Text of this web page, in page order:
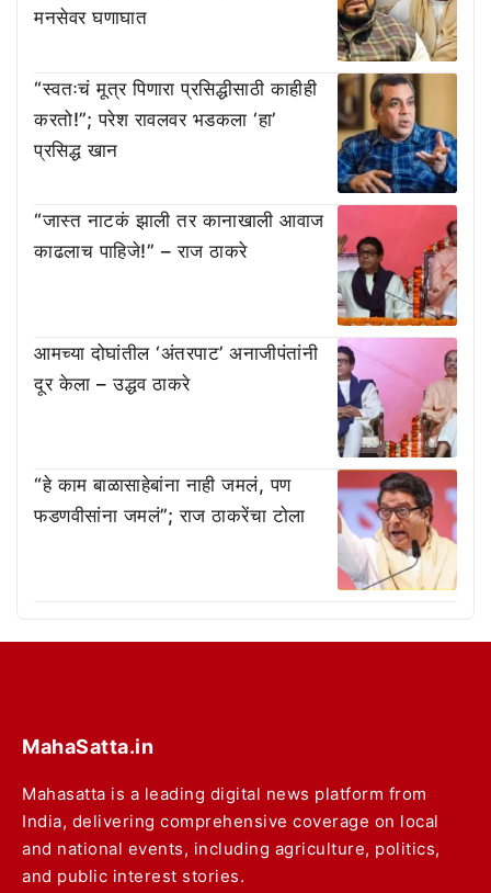
मनसेवर घणाघात
“स्वतःचं मूत्र पिणारा प्रसिद्धीसाठी काहीही
करतो!”; परेश रावलवर भडकला ‘हा’
प्रसिद्ध खान
“जास्त नाटकं झाली तर कानाखाली आवाज
काढलाच पाहिजे!” – राज ठाकरे
आमच्या दोघांतील ‘अंतरपाट’ अनाजीपंतांनी
दूर केला – उद्धव ठाकरे
“हे काम बाळासाहेबांना नाही जमलं, पण
फडणवीसांना जमलं”; राज ठाकरेंचा टोला
MahaSatta.in
Mahasatta is a leading digital news platform from
India, delivering comprehensive coverage on local
and national events, including agriculture, politics,
and public interest stories.